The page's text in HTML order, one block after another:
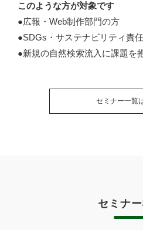
このような方が対象です
●広報・Web制作部門の方
●SDGs・サステナビリティ責
●新規の自然検索流入に課題を
セミナー一覧
セミナ